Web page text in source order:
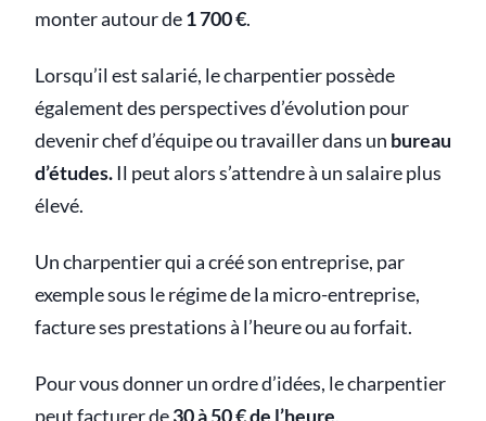
monter autour de1 700 €.
Lorsqu’il est salarié, le charpentier possède
également des perspectives d’évolution pour
devenir chef d’équipe ou travailler dans un bureau
d’études.Il peut alors s’attendre à un salaire plus
élevé.
Un charpentier qui a créé son entreprise, par
exemple sous le régime de la micro-entreprise,
facture ses prestations à l’heure ou au forfait.
Pour vous donner un ordre d’idées, le charpentier
peut facturer de30 à 50 € de l’heure